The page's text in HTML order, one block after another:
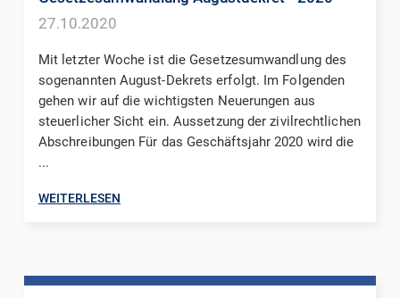
27.10.2020
Mit letzter Woche ist die Gesetzesumwandlung des
sogenannten August-Dekrets erfolgt. Im Folgenden
gehen wir auf die wichtigsten Neuerungen aus
steuerlicher Sicht ein. Aussetzung der zivilrechtlichen
Abschreibungen Für das Geschäftsjahr 2020 wird die
...
WEITERLESEN